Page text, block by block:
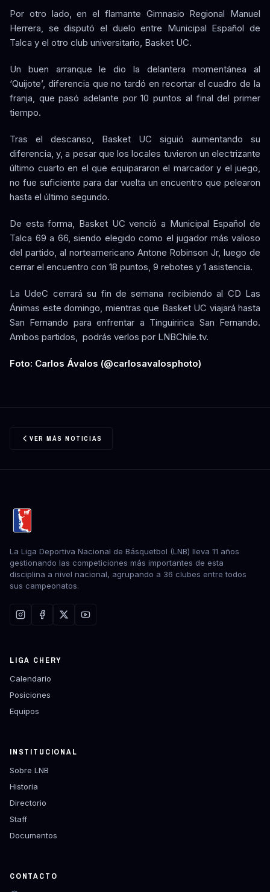
Por otro lado, en el flamante Gimnasio Regional Manuel
Herrera, se disputó el duelo entre Municipal Español de
Talca y el otro club universitario, Basket UC.
Un buen arranque le dio la delantera momentánea al
‘Quijote’, diferencia que no tardó en recortar el cuadro de la
franja, que pasó adelante por 10 puntos al final del primer
tiempo.
Tras el descanso, Basket UC siguió aumentando su
diferencia, y, a pesar que los locales tuvieron un electrizante
último cuarto en el que equipararon el marcador y el juego,
no fue suficiente para dar vuelta un encuentro que pelearon
hasta el último segundo.
De esta forma, Basket UC venció a Municipal Español de
Talca 69 a 66, siendo elegido como el jugador más valioso
del partido, al norteamericano Antone Robinson Jr, luego de
cerrar el encuentro con 18 puntos, 9 rebotes y 1 asistencia.
La UdeC cerrará su fin de semana recibiendo al CD Las
Ánimas este domingo, mientras que Basket UC viajará hasta
San Fernando para enfrentar a Tinguiririca San Fernando.
Ambos partidos, podrás verlos por LNBChile.tv.
Foto: Carlos Ávalos (@carlosavalosphoto)
VER MÁS NOTICIAS
La Liga Deportiva Nacional de Básquetbol (LNB) lleva 11 años
gestionando las competiciones más importantes de esta
disciplina a nivel nacional, agrupando a 36 clubes entre todos
sus campeonatos.
LIGA CHERY
Calendario
Posiciones
Equipos
INSTITUCIONAL
Sobre LNB
Historia
Directorio
Staff
Documentos
CONTACTO